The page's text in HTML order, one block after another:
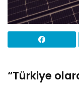
“Türkiye